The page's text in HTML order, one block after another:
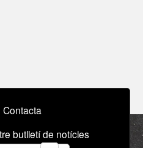
Contacta
butlletí de notícies